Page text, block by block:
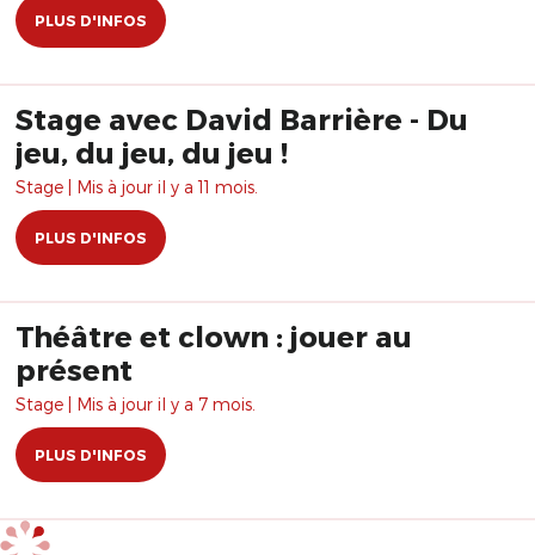
PLUS D'INFOS
Stage avec David Barrière - Du
jeu, du jeu, du jeu !
Stage | Mis à jour il y a 11 mois.
PLUS D'INFOS
Théâtre et clown : jouer au
présent
Stage | Mis à jour il y a 7 mois.
PLUS D'INFOS